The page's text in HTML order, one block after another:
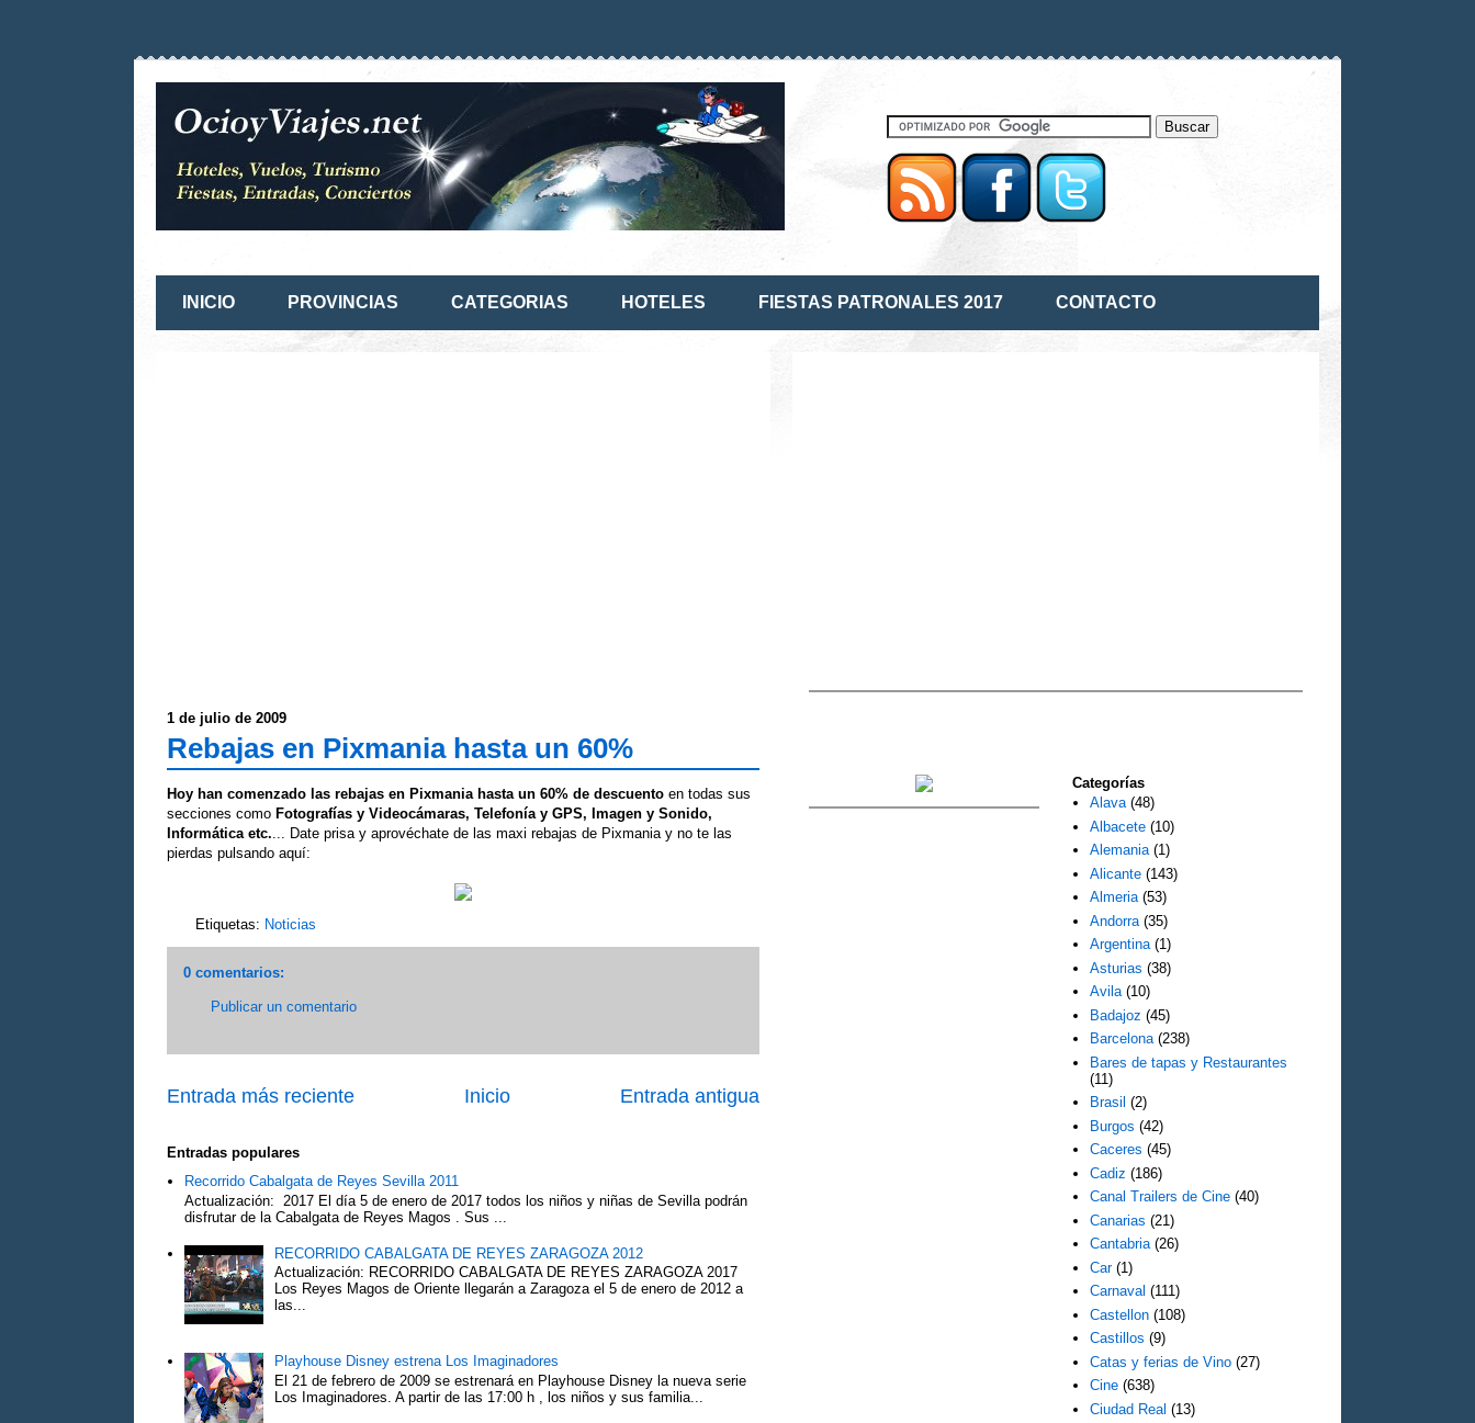
INICIO PROVINCIAS CATEGORIAS HOTELES FIESTAS PATRONALES 2017 CONTACTO
1 de julio de 2009
Rebajas en Pixmania hasta un 60%
Hoy han comenzado las rebajas en Pixmania hasta un 60% de descuento en todas sus
secciones como Fotografías y Videocámaras, Telefonía y GPS, Imagen y Sonido,
Informática etc.... Date prisa y aprovéchate de las maxi rebajas de Pixmania y no te las
pierdas pulsando aquí:
Etiquetas: Noticias
0 comentarios:
Publicar un comentario
Entrada más reciente Entrada antigua
Inicio
Entradas populares
Recorrido Cabalgata de Reyes Sevilla 2011
Actualización: 2017 El día 5 de enero de 2017 todos los niños y niñas de Sevilla podrán
disfrutar de la Cabalgata de Reyes Magos . Sus ...
RECORRIDO CABALGATA DE REYES ZARAGOZA 2012
Actualización: RECORRIDO CABALGATA DE REYES ZARAGOZA 2017
Los Reyes Magos de Oriente llegarán a Zaragoza el 5 de enero de 2012 a
las...
Playhouse Disney estrena Los Imaginadores
El 21 de febrero de 2009 se estrenará en Playhouse Disney la nueva serie
Los Imaginadores. A partir de las 17:00 h , los niños y sus familia...
Categorías
Alava (48)
Albacete (10)
Alemania (1)
Alicante (143)
Almeria (53)
Andorra (35)
Argentina (1)
Asturias (38)
Avila (10)
Badajoz (45)
Barcelona (238)
Bares de tapas y Restaurantes
(11)
Brasil (2)
Burgos (42)
Caceres (45)
Cadiz (186)
Canal Trailers de Cine (40)
Canarias (21)
Cantabria (26)
Car (1)
Carnaval (111)
Castellon (108)
Castillos (9)
Catas y ferias de Vino (27)
Cine (638)
Ciudad Real (13)